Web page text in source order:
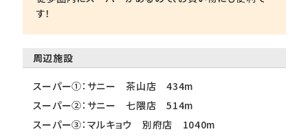
す！
周辺施設
スーパー①：サニー 茶山店 434m
スーパー②：サニー 七隈店 514m
スーパー③：マルキョウ 別府店 1040m